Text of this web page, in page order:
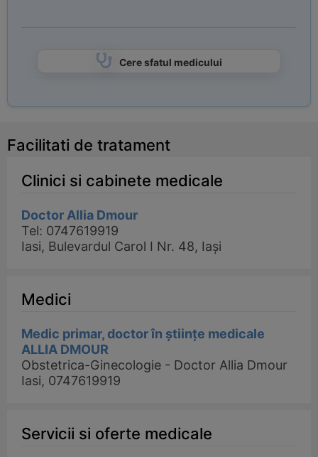
Cere sfatul medicului
Facilitati de tratament
Clinici si cabinete medicale
Doctor Allia Dmour
Tel: 0747619919
Iasi, Bulevardul Carol I Nr. 48, Iași
Medici
Medic primar, doctor în științe medicale
ALLIA DMOUR
Obstetrica-Ginecologie - Doctor Allia Dmour
Iasi, 0747619919
Servicii si oferte medicale